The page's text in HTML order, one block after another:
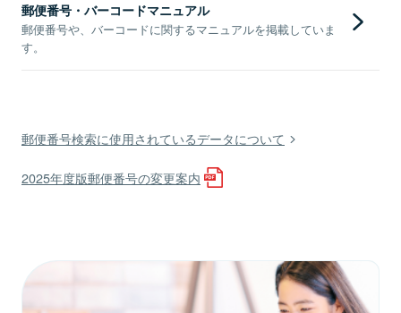
郵便番号・バーコードマニュアル
郵便番号や、バーコードに関するマニュアルを掲載していま
す。
郵便番号検索に使用されているデータについて
2025年度版郵便番号の変更案内